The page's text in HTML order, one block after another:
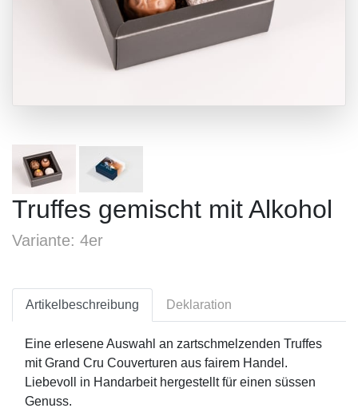
Truffes gemischt mit Alkohol
Variante: 4er
Artikelbeschreibung Deklaration
Eine erlesene Auswahl an zartschmelzenden Truffes
mit Grand Cru Couverturen aus fairem Handel.
Liebevoll in Handarbeit hergestellt für einen süssen
Genuss.